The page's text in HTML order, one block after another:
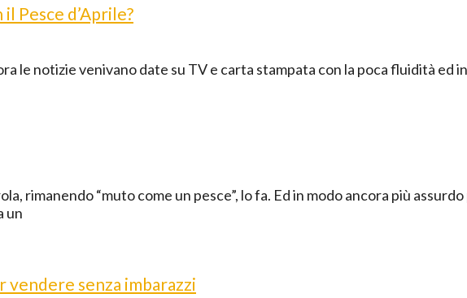
Pesce d’Aprile?
le notizie venivano date su TV e carta stampata con la poca fluidità
rimanendo “muto come un pesce”, lo fa. Ed in modo ancora più
un
senza imbarazzi